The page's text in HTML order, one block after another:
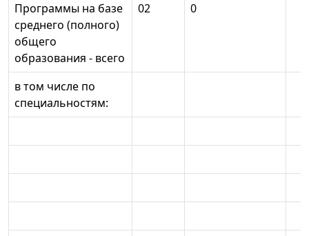
Программы на базе
среднего (полного)
общего
образования - всего
02 0
в том числе по
специальностям: